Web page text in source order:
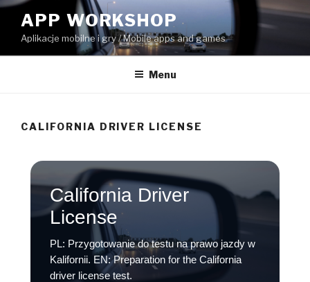
Skip
content
APP WORKSHOP
Aplikacje mobilne i gry / Mobile apps and games
Menu
CALIFORNIA DRIVER LICENSE
California Driver
License
PL: Przygotowanie do testu na prawo jazdy w
Kalifornii. EN: Preparation for the California
driver license test.